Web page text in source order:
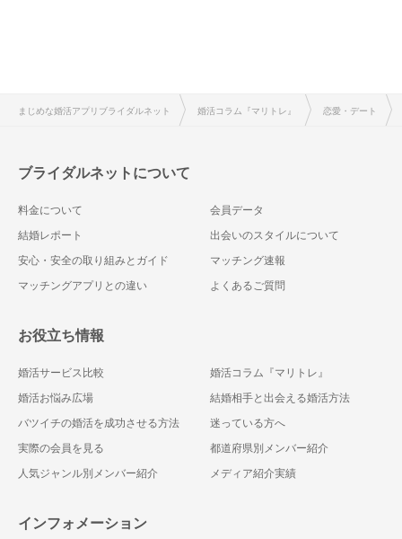
まじめな婚活アプリブライダルネット 婚活コラム『マリトレ』 恋愛・デート
ブライダルネットについて
料金について
会員データ
結婚レポート
出会いのスタイルについて
安心・安全の取り組みとガイド
マッチング速報
マッチングアプリとの違い
よくあるご質問
お役立ち情報
婚活サービス比較
婚活コラム『マリトレ』
婚活お悩み広場
結婚相手と出会える婚活方法
バツイチの婚活を成功させる方法
迷っている方へ
実際の会員を見る
都道府県別メンバー紹介
人気ジャンル別メンバー紹介
メディア紹介実績
インフォメーション